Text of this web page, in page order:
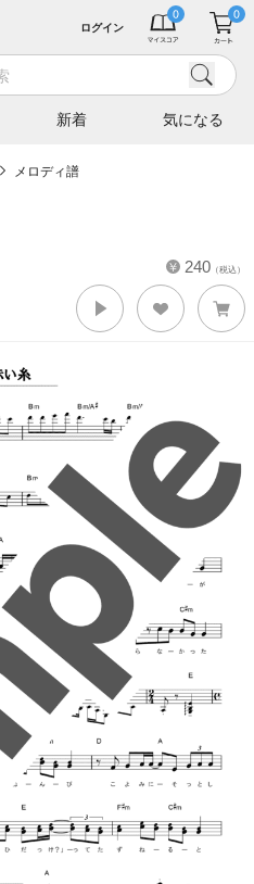
新着 気になる
ログイン
メロディ譜
240 （税込）